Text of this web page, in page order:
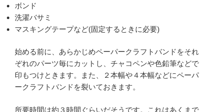
ボンド
洗濯バサミ
マスキングテープなど(固定するときに必要)
始める前に、あらかじめペーパークラフトバンドをそれ
ぞれのパーツ毎にカットし、チャコペンや色鉛筆などで
印もつけときます。また、２本幅や４本幅などにペーパ
ークラフトバンドを裂いておきます。
所要時間は約３時間ぐらいだそうです。これはあくまで